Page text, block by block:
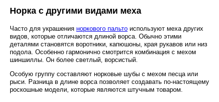
Норка с другими видами меха
Часто для украшения норкового пальто используют меха других
видов, которые отличаются длиной ворса. Обычно этими
деталями становятся воротники, капюшоны, края рукавов или низ
подола. Особенно гармонично смотрится комбинация с мехом
шиншиллы. Он более светлый, ворсистый.
Особую группу составляют норковые шубы с мехом песца или
рыси. Разница в длине ворса позволяет создавать по-настоящему
роскошные модели, которые являются штучным товаром.